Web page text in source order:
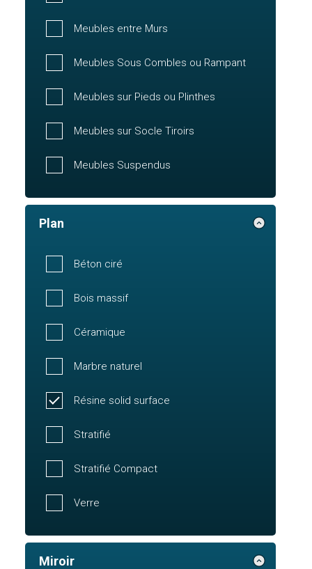
Meubles entre Murs
Meubles Sous Combles ou Rampant
Meubles sur Pieds ou Plinthes
Meubles sur Socle Tiroirs
Meubles Suspendus
Plan
Béton ciré
Bois massif
Céramique
Marbre naturel
Résine solid surface
Stratifié
Stratifié Compact
Verre
Miroir